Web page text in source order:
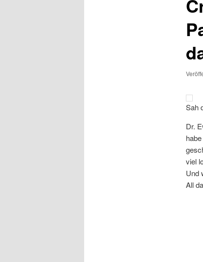
Sah
Dr.
viel
Und
All